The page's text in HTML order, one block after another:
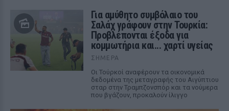
Για αμύθητο συμβόλαιο του
Σαλάχ γράφουν στην Τουρκία:
Προβλέπονται έξοδα για
κομμωτήρια και... χαρτί υγείας
ΣΉΜΕΡΑ
Οι Τούρκοί αναφέρουν τα οικονομικά
δεδομένα της μεταγραφής του Αιγύπτιου
σταρ στην Τραμπζονσπόρ και τα νούμερα
που βγάζουν, προκαλούν ίλιγγο